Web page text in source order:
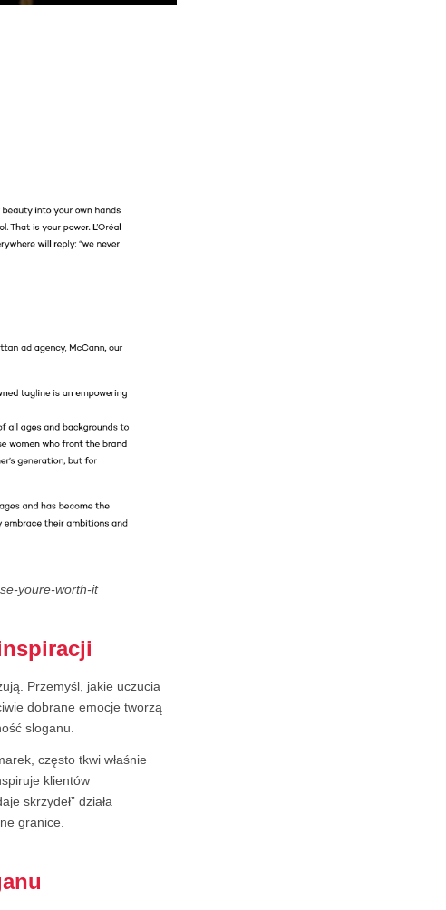
youre-worth-it
Przemyśl, jakie uczucia
dobrane emocje tworzą
sloganu.
często tkwi właśnie
klientów
skrzydeł” działa
granice.